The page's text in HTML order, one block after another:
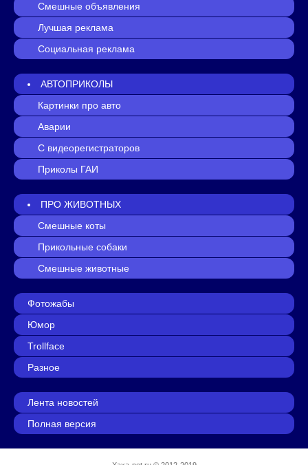
Смешные объявления
Лучшая реклама
Социальная реклама
АВТОПРИКОЛЫ
Картинки про авто
Аварии
С видеорегистраторов
Приколы ГАИ
ПРО ЖИВОТНЫХ
Смешные коты
Прикольные собаки
Смешные животные
Фотожабы
Юмор
Trollface
Разное
Лента новостей
Полная версия